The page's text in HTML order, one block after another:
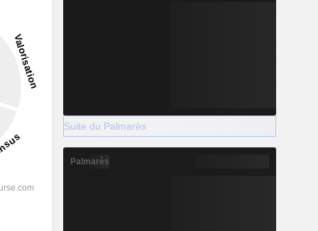
Suite du Palmarès
Palmarès